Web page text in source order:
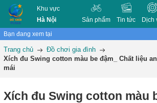
Khu vực
Hà Nội
Sản phẩm Tin tức Dịch
Bạn đang xem tại
Trang chủ
Đồ chơi gia đình
Xích đu Swing cotton màu be đậm_ Chất liệu
mái
Xích đu Swing cotton màu